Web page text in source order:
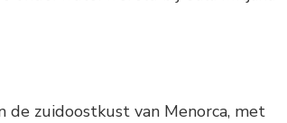
de zuidoostkust van Menorca, met